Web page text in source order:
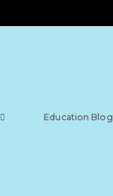
Education Blog